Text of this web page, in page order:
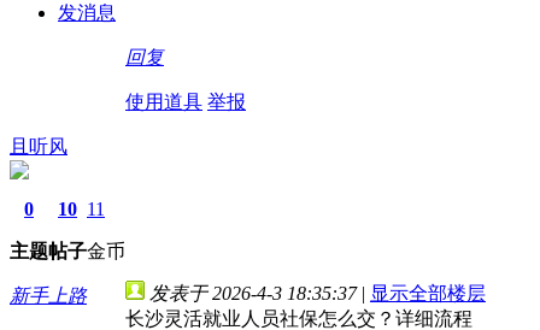
发消息
回复
使用道具 举报
且听风
0
主题
10
帖子
11
金币
新手上路 发表于 2026-4-3 18:35:37 | 显示全部楼层
长沙灵活就业人员社保怎么交？详细流程